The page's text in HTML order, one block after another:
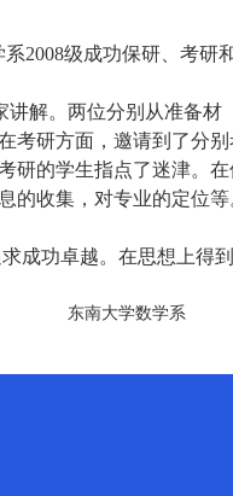
系2008级成功保研、考研
讲解。两位分别从准备材
考研方面，邀请到了分别
研的学生指点了迷津。在
收集，对专业的定位等
成功卓越。在思想上得
东南大学数学系